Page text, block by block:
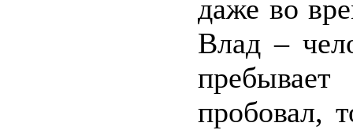
даже во
Влад –
пробовал,